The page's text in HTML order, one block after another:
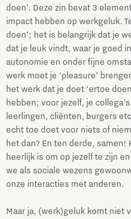
doen’. Deze zin bevat 3
impact hebben op werkgeluk.
doen’; het is belangrijk dat je
dat je leuk vindt, waar je goed
autonomie en onder fijne
werk moet je ‘pleasure’
het werk dat je doet ‘ertoe
hebben; voor jezelf, je
leerlingen, cliënten, burgers
echt toe doet voor niets of
het dan? En ten derde, samen!
heerlijk is om op jezelf te zijn
we als sociale wezens
onze interacties met anderen.
Maar ja, (werk)geluk komt niet